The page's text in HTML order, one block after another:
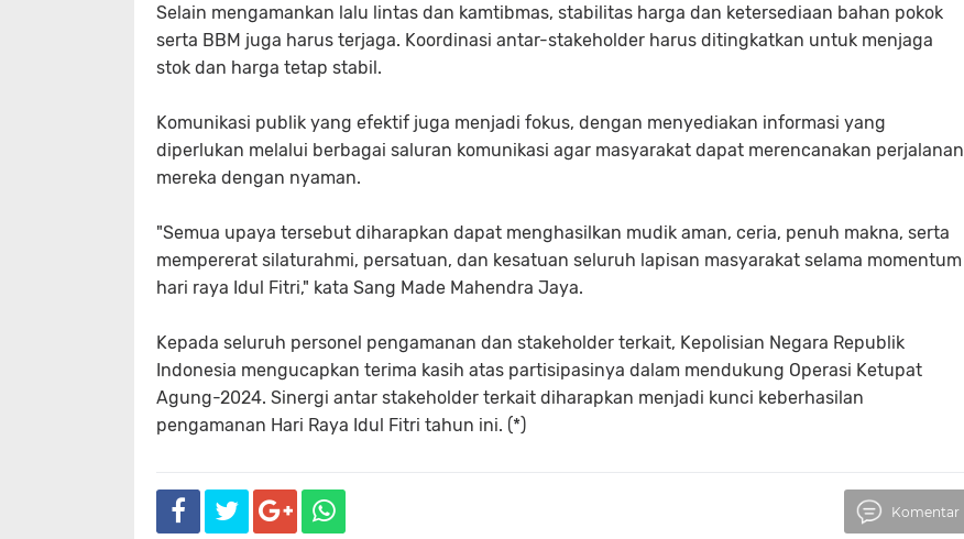
Selain mengamankan lalu lintas dan kamtibmas, stabilitas harga dan ketersediaan bahan pokok
serta BBM juga harus terjaga. Koordinasi antar-stakeholder harus ditingkatkan untuk menjaga
stok dan harga tetap stabil.
Komunikasi publik yang efektif juga menjadi fokus, dengan menyediakan informasi yang
diperlukan melalui berbagai saluran komunikasi agar masyarakat dapat merencanakan perjalanan
mereka dengan nyaman.
"Semua upaya tersebut diharapkan dapat menghasilkan mudik aman, ceria, penuh makna, serta
mempererat silaturahmi, persatuan, dan kesatuan seluruh lapisan masyarakat selama momentum
hari raya Idul Fitri," kata Sang Made Mahendra Jaya.
Kepada seluruh personel pengamanan dan stakeholder terkait, Kepolisian Negara Republik
Indonesia mengucapkan terima kasih atas partisipasinya dalam mendukung Operasi Ketupat
Agung-2024. Sinergi antar stakeholder terkait diharapkan menjadi kunci keberhasilan
pengamanan Hari Raya Idul Fitri tahun ini. (*)
Komentar